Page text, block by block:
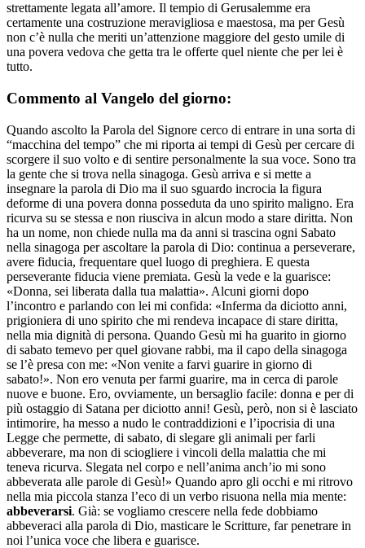
strettamente legata all’amore. Il tempio di Gerusalemme era
certamente una costruzione meravigliosa e maestosa, ma per Gesù
non c’è nulla che meriti un’attenzione maggiore del gesto umile di
una povera vedova che getta tra le offerte quel niente che per lei è
tutto.
Commento al Vangelo del giorno:
Quando ascolto la Parola del Signore cerco di entrare in una sorta di
“macchina del tempo” che mi riporta ai tempi di Gesù per cercare di
scorgere il suo volto e di sentire personalmente la sua voce. Sono tra
la gente che si trova nella sinagoga. Gesù arriva e si mette a
insegnare la parola di Dio ma il suo sguardo incrocia la figura
deforme di una povera donna posseduta da uno spirito maligno. Era
ricurva su se stessa e non riusciva in alcun modo a stare diritta. Non
ha un nome, non chiede nulla ma da anni si trascina ogni Sabato
nella sinagoga per ascoltare la parola di Dio: continua a perseverare,
avere fiducia, frequentare quel luogo di preghiera. E questa
perseverante fiducia viene premiata. Gesù la vede e la guarisce:
«Donna, sei liberata dalla tua malattia». Alcuni giorni dopo
l’incontro e parlando con lei mi confida: «Inferma da diciotto anni,
prigioniera di uno spirito che mi rendeva incapace di stare diritta,
nella mia dignità di persona. Quando Gesù mi ha guarito in giorno
di sabato temevo per quel giovane rabbi, ma il capo della sinagoga
se l’è presa con me: «Non venite a farvi guarire in giorno di
sabato!». Non ero venuta per farmi guarire, ma in cerca di parole
nuove e buone. Ero, ovviamente, un bersaglio facile: donna e per di
più ostaggio di Satana per diciotto anni! Gesù, però, non si è lasciato
intimorire, ha messo a nudo le contraddizioni e l’ipocrisia di una
Legge che permette, di sabato, di slegare gli animali per farli
abbeverare, ma non di sciogliere i vincoli della malattia che mi
teneva ricurva. Slegata nel corpo e nell’anima anch’io mi sono
abbeverata alle parole di Gesù!» Quando apro gli occhi e mi ritrovo
nella mia piccola stanza l’eco di un verbo risuona nella mia mente:
abbeverarsi. Già: se vogliamo crescere nella fede dobbiamo
abbeveraci alla parola di Dio, masticare le Scritture, far penetrare in
noi l’unica voce che libera e guarisce.